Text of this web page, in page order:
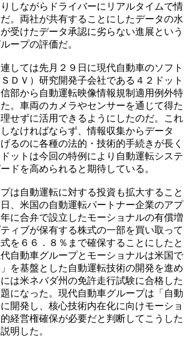
しながらドライバーにリアルタイムで情
。両社が共有することにしたデータの水
受けたデータ承認に劣らない進展という
ープの評価だ。
しては先月２９日に現代自動車のソフト
ＤＶ）研究開発子会社である４２ドット
部から自動運転映像情報規制適用例外特
。車両のカメラやセンサーを通じて得た
せずに活用できるようにしたのだ。これ
なければならず、情報収集からデータ
るのに各種の法的・技術的手続きが長く
ットは今回の特例により自動運転システ
ドを高められると期待している。
は自動運転に対する投資も拡大すること
、米国の自動運転パートナー企業のアプ
に合弁で設立したモーショナルの有償増
ィブが保有する株式の一部を買い取って
を６６．８％まで確保することにしたと
自動車グループとモーショナルは米国で
」を基盤とした自動運転技術の開発を進め
は米ネバダ州の免許走行試験に合格した
になった。現代自動車グループは「自動
開発し、核心技術内在化に向けモーショ
経営権確保が必要だと判断してこうした
明した。